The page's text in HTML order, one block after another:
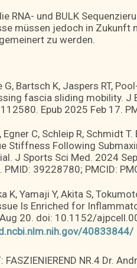
RNA- und BULK
müssen jedoch in
zu werden.
G, Bartsch K, Jaspers RT,
fascia sliding mobility. J
Epub 2025 Feb 17.
Egner C, Schleip R, Schmidt
Stiffness Following
J Sports Sci Med. 2024
39228780; PMCID:
K, Yamaji Y, Akita S,
Is Enriched for
20. doi: 10.1152/
40833844/
FASZIENIEREND NR.4 Dr.